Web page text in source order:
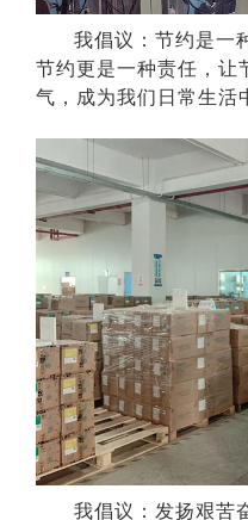
我倡议：节约是一
节约更是一种责任，让
气，成为我们日常生活
我倡议：发扬艰苦